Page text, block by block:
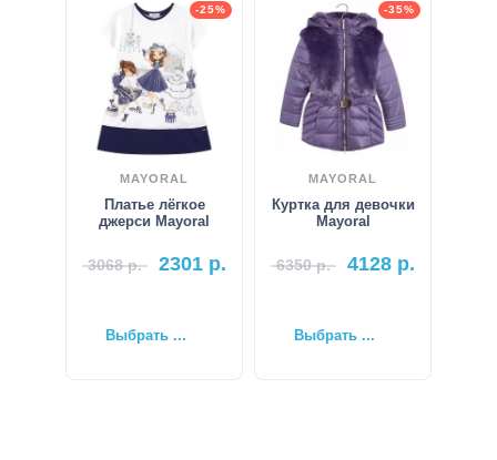
-25%
MAYORAL
Платье лёгкое
джерси Mayoral
3068р. 2301 р.
Выбрать ...
-35%
MAYORAL
Куртка для девочки
Mayoral
6350р. 4128 р.
Выбрать ...